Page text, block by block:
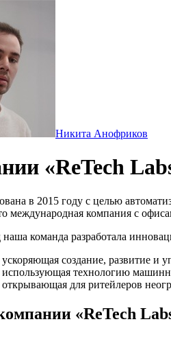
Никита Анофриков
«ReTech
в 2015 году с целью
международная компания с
наша команда разработала
создание, развитие и
технологию
для ритейлеров
«ReTech